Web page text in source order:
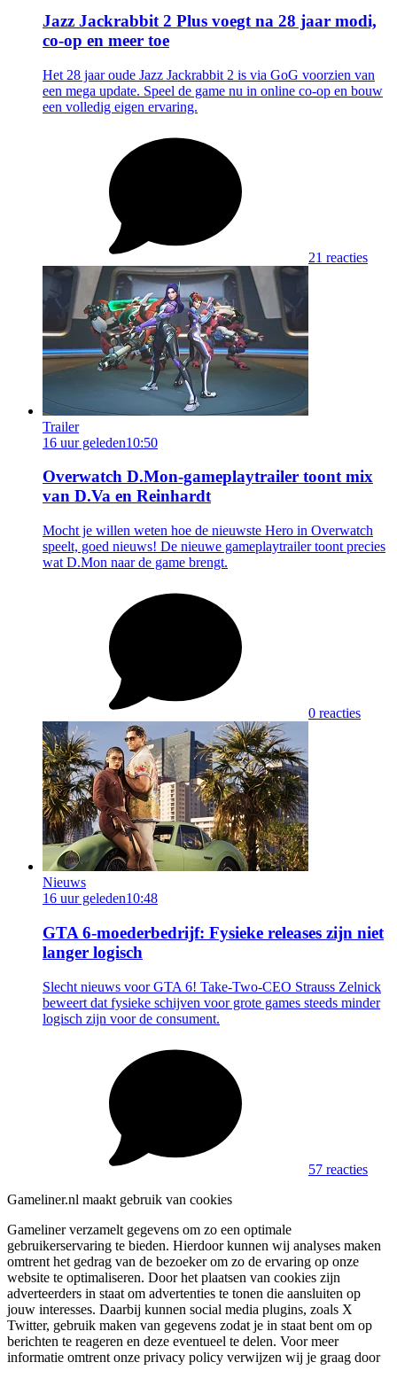
Jazz Jackrabbit 2 Plus voegt na 28 jaar modi,
co-op en meer toe
Het 28 jaar oude Jazz Jackrabbit 2 is via GoG voorzien van
een mega update. Speel de game nu in online co-op en bouw
een volledig eigen ervaring.
21 reacties
Trailer
16 uur geleden10:50
Overwatch D.Mon-gameplaytrailer toont mix
van D.Va en Reinhardt
Mocht je willen weten hoe de nieuwste Hero in Overwatch
speelt, goed nieuws! De nieuwe gameplaytrailer toont precies
wat D.Mon naar de game brengt.
0 reacties
Nieuws
16 uur geleden10:48
GTA 6-moederbedrijf: Fysieke releases zijn niet
langer logisch
Slecht nieuws voor GTA 6! Take-Two-CEO Strauss Zelnick
beweert dat fysieke schijven voor grote games steeds minder
logisch zijn voor de consument.
57 reacties
Gameliner.nl maakt gebruik van cookies
Gameliner verzamelt gegevens om zo een optimale
gebruikerservaring te bieden. Hierdoor kunnen wij analyses maken
omtrent het gedrag van de bezoeker om zo de ervaring op onze
website te optimaliseren. Door het plaatsen van cookies zijn
adverteerders in staat om advertenties te tonen die aansluiten op
jouw interesses. Daarbij kunnen social media plugins, zoals X
Twitter, gebruik maken van gegevens zodat je in staat bent om op
berichten te reageren en deze eventueel te delen. Voor meer
informatie omtrent onze privacy policy verwijzen wij je graag door